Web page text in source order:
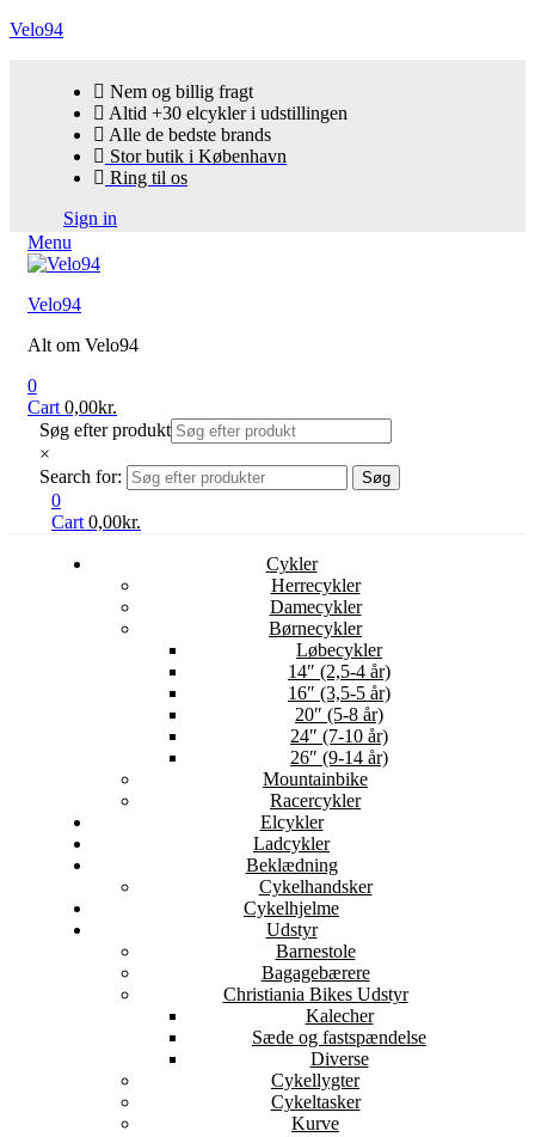
Velo94
Nem og billig fragt
Altid +30 elcykler i udstillingen
Alle de bedste brands
Stor butik i København
Ring til os
Sign in
Menu
Velo94
Alt om Velo94
0
Cart 0,00kr.
Søg efter produkt
×
Search for:
Søg
0
Cart 0,00kr.
Cykler
Herrecykler
Damecykler
Børnecykler
Løbecykler
14″ (2,5-4 år)
16″ (3,5-5 år)
20″ (5-8 år)
24″ (7-10 år)
26″ (9-14 år)
Mountainbike
Racercykler
Elcykler
Ladcykler
Beklædning
Cykelhandsker
Cykelhjelme
Udstyr
Barnestole
Bagagebærere
Christiania Bikes Udstyr
Kalecher
Sæde og fastspændelse
Diverse
Cykellygter
Cykeltasker
Kurve